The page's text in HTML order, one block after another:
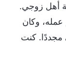
أهل زوجي.
عمله، وكان
مجددًا. كنت